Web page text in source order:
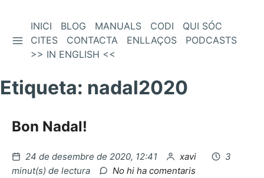
contingut
BARRA LATERAL
INICI BLOG MANUALS CODI
QUI SÓC
CITES
CONTACTA ENLLAÇOS
PODCASTS
>> IN ENGLISH <<
Etiqueta: nadal2020
Bon Nadal!
Publicat
el
24 de desembre de 2020, 12:41 per
xavi
3
minut(s) de lectura
No hi ha comentaris